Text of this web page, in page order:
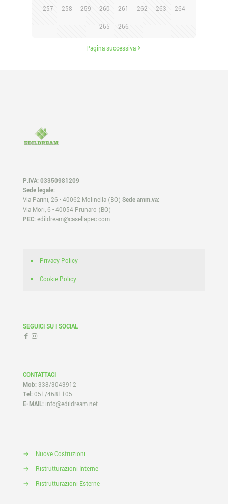
257 258 259 260 261 262 263 264
265 266
Pagina successiva
P.IVA: 03350981209
Sede legale:
Via Parini, 26 - 40062 Molinella (BO) Sede amm.va:
Via Mori, 6 - 40054 Prunaro (BO)
PEC: edildream@casellapec.com
Privacy Policy
Cookie Policy
SEGUICI SU I SOCIAL
CONTATTACI
Mob: 338/3043912
Tel: 051/4681105
E-MAIL: info@edildream.net
→
Nuove Costruzioni
→
Ristrutturazioni Interne
→
Ristrutturazioni Esterne